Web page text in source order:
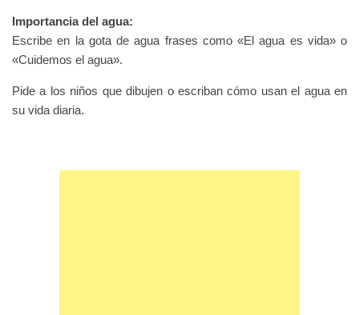
Importancia del agua:
Escribe en la gota de agua frases como «El agua es vida» o
«Cuidemos el agua».
Pide a los niños que dibujen o escriban cómo usan el agua en
su vida diaria.